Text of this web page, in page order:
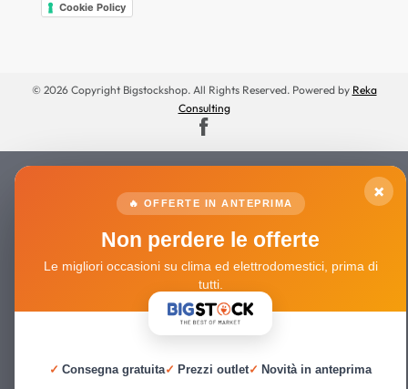
Cookie Policy
© 2026 Copyright Bigstockshop. All Rights Reserved. Powered by Reka
Consulting
×
🔥 OFFERTE IN ANTEPRIMA
Non perdere le offerte
Le migliori occasioni su clima ed elettrodomestici, prima di
tutti.
✓ Consegna gratuita✓ Prezzi outlet✓ Novità in anteprima